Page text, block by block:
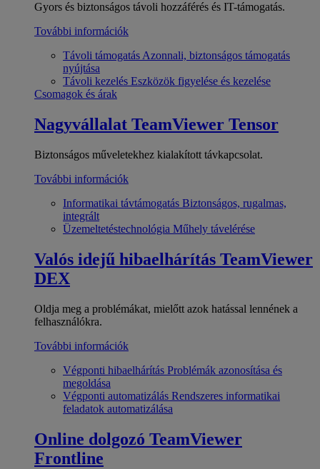
Gyors és biztonságos távoli hozzáférés és IT-támogatás.
További információk
Távoli támogatás Azonnali, biztonságos támogatás
nyújtása
Távoli kezelés Eszközök figyelése és kezelése
Csomagok és árak
Nagyvállalat TeamViewer Tensor
Biztonságos műveletekhez kialakított távkapcsolat.
További információk
Informatikai távtámogatás Biztonságos, rugalmas,
integrált
Üzemeltetéstechnológia Műhely távelérése
Valós idejű hibaelhárítás TeamViewer
DEX
Oldja meg a problémákat, mielőtt azok hatással lennének a
felhasználókra.
További információk
Végponti hibaelhárítás Problémák azonosítása és
megoldása
Végponti automatizálás Rendszeres informatikai
feladatok automatizálása
Online dolgozó TeamViewer
Frontline